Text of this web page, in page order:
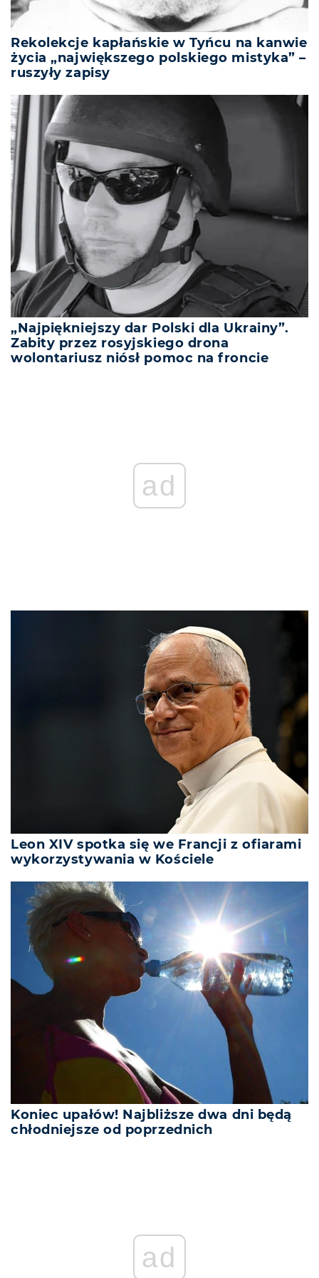
Rekolekcje kapłańskie w Tyńcu na kanwie
życia „największego polskiego mistyka” –
ruszyły zapisy
„Najpiękniejszy dar Polski dla Ukrainy”.
Zabity przez rosyjskiego drona
wolontariusz niósł pomoc na froncie
ad
Leon XIV spotka się we Francji z ofiarami
wykorzystywania w Kościele
Koniec upałów! Najbliższe dwa dni będą
chłodniejsze od poprzednich
ad